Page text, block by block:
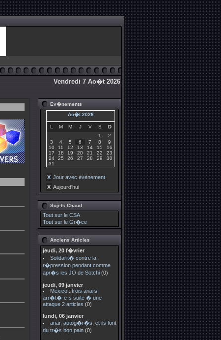
Vendredi 7 Ao�t 2026
Ev�nements
Ao�t 2026
L M M J V S
D
1
2
3
4 5 6 7 8
9
10
11 12 13 14 15
16
17
18 19 20 21 22
23
24
25 26 27 28 29
30
31
X Jour avec évènement
X Aujourd'hui
Sujets Chaud
Tout sur le CSA
Tout sur le Gr�ce
Anciens Articles
jeudi, 20 f�vrier
Solidarit� contre la
r�pression pendant comme
apr�s les JO de Sotchi (0)
jeudi, 09 janvier
Mexico : trois anars
arr�t�-e-s suite � une
attaque 2 articles (0)
lundi, 06 janvier
anar, autog�r�s, et ils font
du tr�s bon pain (0)